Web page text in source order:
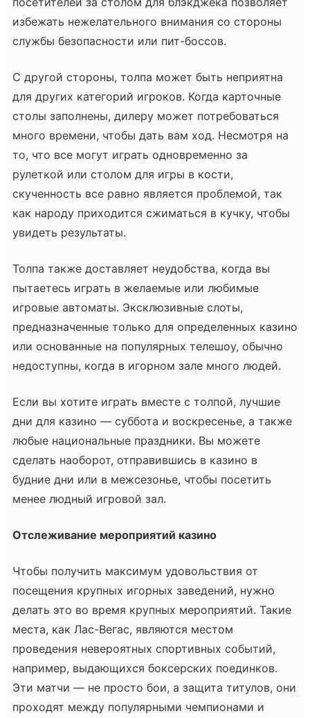
избежать нежелательного внимания со стороны
службы безопасности или пит-боссов.
С другой стороны, толпа может быть неприятна
для других категорий игроков. Когда карточные
столы заполнены, дилеру может потребоваться
много времени, чтобы дать вам ход. Несмотря на
то, что все могут играть одновременно за
рулеткой или столом для игры в кости,
скученность все равно является проблемой, так
как народу приходится сжиматься в кучку, чтобы
увидеть результаты.
Толпа также доставляет неудобства, когда вы
пытаетесь играть в желаемые или любимые
игровые автоматы. Эксклюзивные слоты,
предназначенные только для определенных казино
или основанные на популярных телешоу, обычно
недоступны, когда в игорном зале много людей.
Если вы хотите играть вместе с толпой, лучшие
дни для казино — суббота и воскресенье, а также
любые национальные праздники. Вы можете
сделать наоборот, отправившись в казино в
будние дни или в межсезонье, чтобы посетить
менее людный игровой зал.
Отслеживание мероприятий казино
Чтобы получить максимум удовольствия от
посещения крупных игорных заведений, нужно
делать это во время крупных мероприятий. Такие
места, как Лас-Вегас, являются местом
проведения невероятных спортивных событий,
например, выдающихся боксерских поединков.
Эти матчи — не просто бои, а защита титулов, они
проходят между популярными чемпионами и